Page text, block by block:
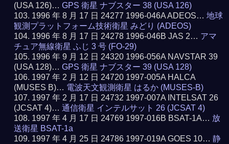
(USA 126)…GPS 衛星 ナブスター 38 (USA 126)
1996 年 8 月 17 日 24277 1996-046A ADEOS…地球
観測プラットフォーム技術衛星 みどり (ADEOS)
1996 年 8 月 17 日 24278 1996-046B JAS 2… アマ
チュア無線衛星 ふじ 3 号 (FO-29)
1996 年 9 月 12 日 24320 1996-056A NAVSTAR 39
(USA 128)…GPS 衛星 ナブスター 39 (USA 128)
1997 年 2 月 12 日 24720 1997-005A HALCA
(MUSES B)… 電波天文観測衛星 はるか (MUSES-B)
1997 年 2 月 17 日 24732 1997-007A INTELSAT 26
(JCSAT 4)…通信衛星 インテルサット 26 (JCSAT 4)
1997 年 4 月 17 日 24769 1997-016B BSAT-1A… 放
送衛星 BSAT-1a
1997 年 4 月 25 日 24786 1997-019A GOES 10…静